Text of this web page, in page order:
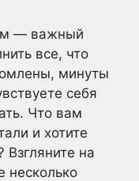
— важный
все, что
минуты
себя
Что вам
и хотите
Взгляните на
несколько